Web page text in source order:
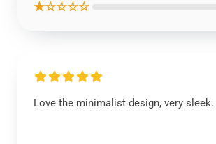
★☆☆☆☆
Love the minimalist design, very sleek.